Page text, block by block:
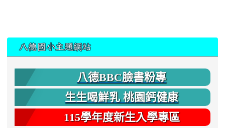
八德國小主題網站
八德BBC臉書粉專
生生喝鮮乳 桃園鈣健康
115學年度新生入學專區